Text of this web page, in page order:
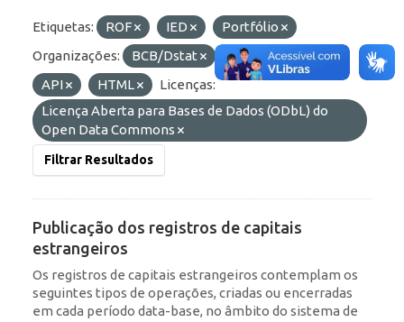
Etiquetas: ROF IED
Portfólio
Organizações:
BCB/Dstat Formatos:
JSON
API
HTML
Licenças:
Licença Aberta para Bases de Dados (ODbL) do
Open Data Commons
Filtrar Resultados
Publicação dos registros de capitais
estrangeiros
Os registros de capitais estrangeiros contemplam os
seguintes tipos de operações, criadas ou encerradas
em cada período data-base, no âmbito do sistema de